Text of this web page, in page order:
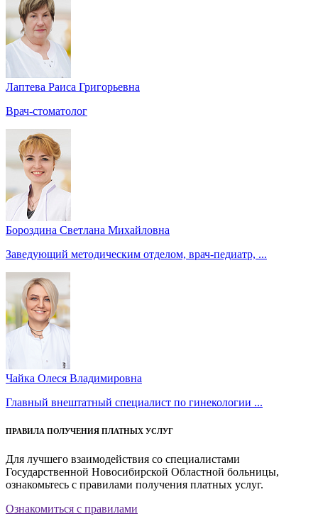
Лаптева Раиса Григорьевна
Врач-стоматолог
Бороздина Светлана Михайловна
Заведующий методическим отделом, врач-педиатр, ...
Чайка Олеся Владимировна
Главный внештатный специалист по гинекологии ...
ПРАВИЛА ПОЛУЧЕНИЯ ПЛАТНЫХ УСЛУГ
Для лучшего взаимодействия со специалистами
Государственной Новосибирской Областной больницы,
ознакомьтесь с правилами получения платных услуг.
Ознакомиться с правилами